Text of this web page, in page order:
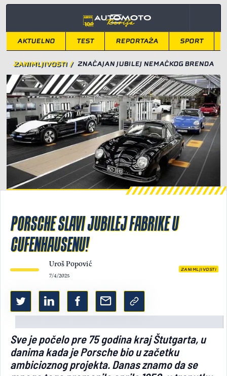
Light/Dark mode
AKTUELNO TEST REPORTAŽA SPORT
ZANIMLJIVOSTI / ZNAČAJAN JUBILEJ NEMAČKOG BRENDA
PORSCHE SLAVI JUBILEJ FABRIKE U
CUFENHAUSENU!
Uroš Popović
7/4/2025
ZANIMLJIVOSTI
Sve je počelo pre 75 godina kraj Štutgarta, u
danima kada je Porsche bio u začetku
ambicioznog projekta. Danas znamo da se